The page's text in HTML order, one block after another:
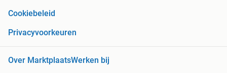
Cookiebeleid
Privacyvoorkeuren
Over MarktplaatsWerken bij